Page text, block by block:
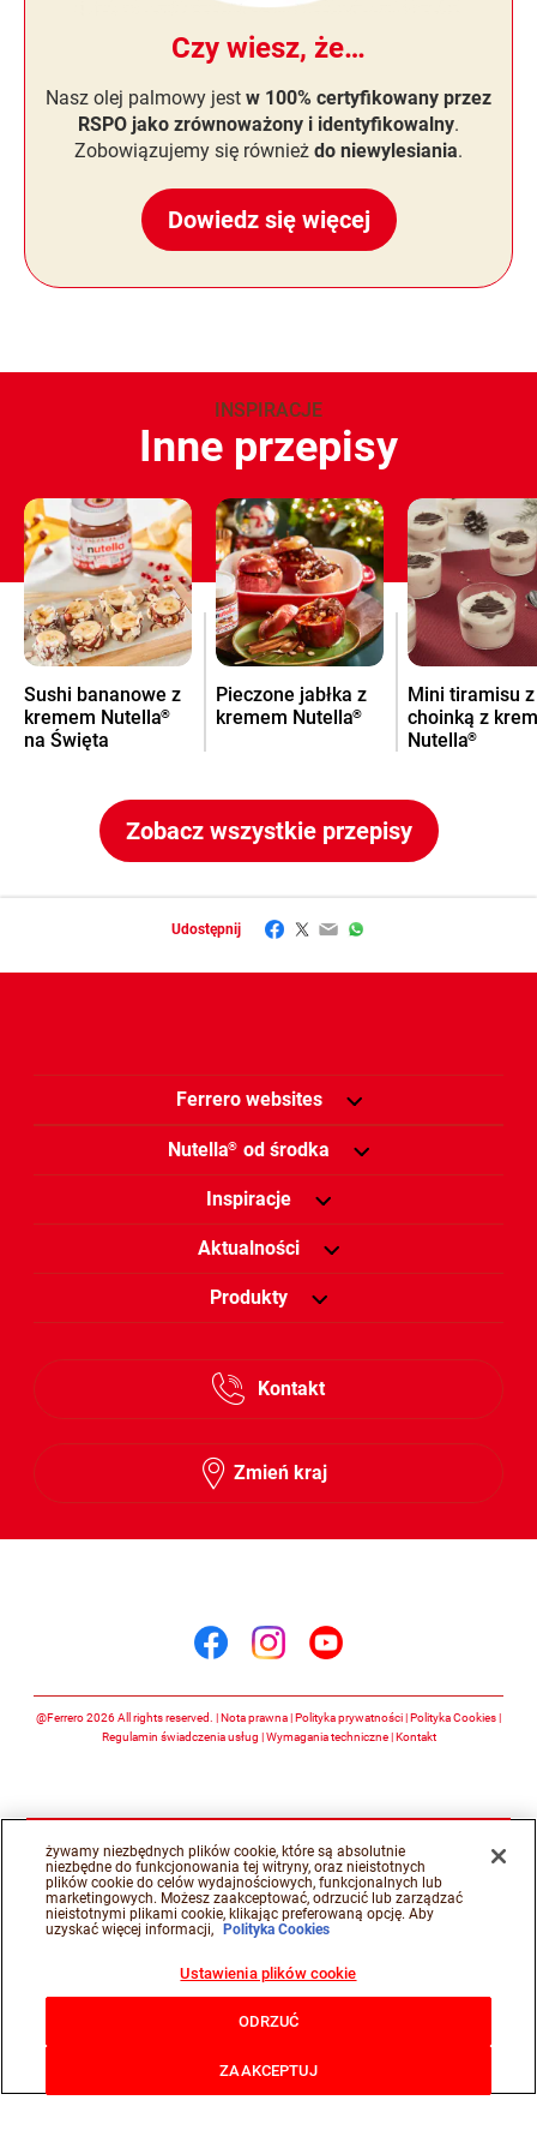
Czy wiesz, że…
Nasz olej palmowy jest w 100% certyfikowany przez
RSPO jako zrównoważony i identyfikowalny.
Zobowiązujemy się również do niewylesiania.
Dowiedz się więcej
INSPIRACJE
Inne przepisy
Sushi bananowe z
kremem Nutella®
na Święta
Pieczone jabłka z
kremem Nutella®
Mini tiramisu z
choinką z
Nutella®
Zobacz wszystkie przepisy
Udostępnij Facebook
Twitter
EmailWhatsApp
Ferrero websites
Nutella® od środka
Inspiracje
Aktualności
Produkty
Kontakt
Zmień kraj
@Ferrero 2026 All rights reserved. Nota prawna Polityka prywatności Polityka Cookies
Regulamin świadczenia usług
Wymagania techniczne Kontakt
żywamy niezbędnych plików cookie, które są absolutnie
niezbędne do funkcjonowania tej witryny, oraz nieistotnych
plików cookie do celów wydajnościowych, funkcjonalnych lub
marketingowych. Możesz zaakceptować, odrzucić lub zarządzać
nieistotnymi plikami cookie, klikając preferowaną opcję. Aby
uzyskać więcej informacji,
Polityka Cookies
Ustawienia plików cookie
ODRZUĆ
ZAAKCEPTUJ